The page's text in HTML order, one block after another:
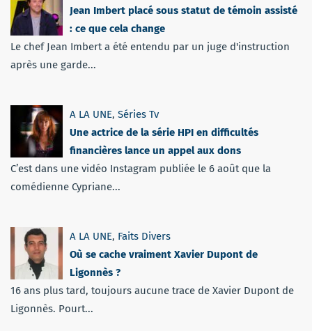
Jean Imbert placé sous statut de témoin assisté
: ce que cela change
Le chef Jean Imbert a été entendu par un juge d'instruction
après une garde...
A LA UNE, Séries Tv
Une actrice de la série HPI en difficultés
financières lance un appel aux dons
C’est dans une vidéo Instagram publiée le 6 août que la
comédienne Cypriane...
A LA UNE, Faits Divers
Où se cache vraiment Xavier Dupont de
Ligonnès ?
16 ans plus tard, toujours aucune trace de Xavier Dupont de
Ligonnès. Pourt...